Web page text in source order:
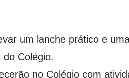
um lanche prático e
Colégio.
no Colégio com